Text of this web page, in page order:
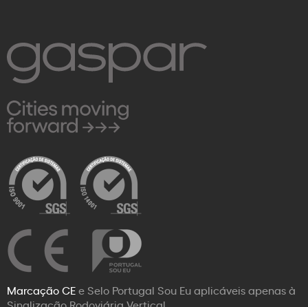
Marcação CEe Selo Portugal Sou Eu aplicáveis apenas à